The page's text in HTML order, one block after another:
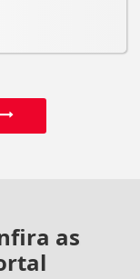
as